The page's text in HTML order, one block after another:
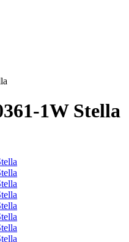
1W Stella